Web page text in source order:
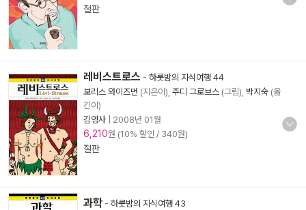
절판
레비스트로스 - 하룻밤의 지식여행 44
보리스 와이즈먼 (지은이), 주디 그로브스 (그림), 박지숙 (옮
긴이)
김영사
2008년 01월
6,210원 (10% 할인 / 340원)
절판
과학 - 하룻밤의 지식여행 43